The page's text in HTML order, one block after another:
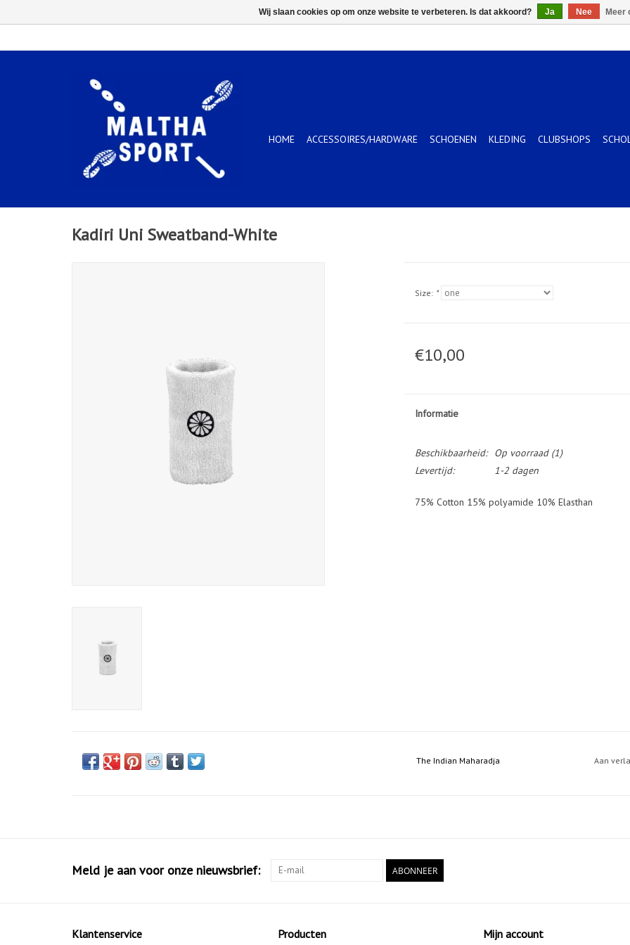
HOME ACCESSOIRES/HARDWARE SCHOENEN KLEDING CLUBSHOPS
Kadiri Uni Sweatband-White
Size: *
€10,00
Informatie
Beschikbaarheid: Op voorraad(1)
Levertijd:
1-2 dagen
75% Cotton 15% polyamide 10% Elasthan
The Indian Maharadja Aan
Meld je aan voor onze nieuwsbrief: ABONNEER
Klantenservice Producten Mijn account
Wij slaan cookies op om onze website te verbeteren. Is dat akkoord? Ja Nee Meer